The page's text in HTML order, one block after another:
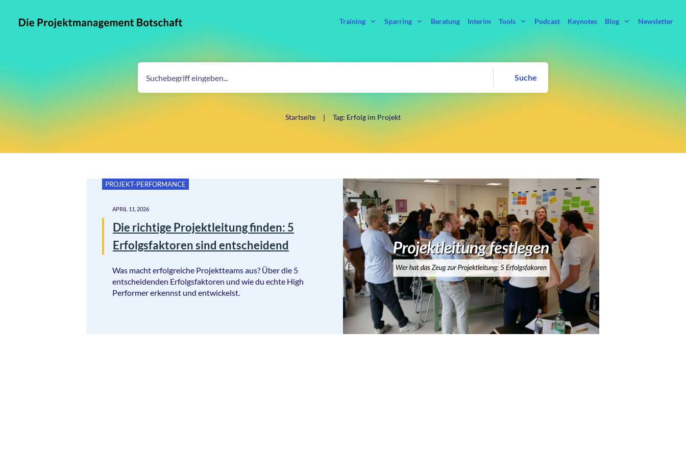
Training Sparring Beratung Interim Tools Podcast Keynotes Blog Newsletter
Suche
Startseite | Tag: Erfolg im Projekt
PROJEKT-PERFORMANCE
APRIL 11, 2026
Die richtige Projektleitung finden: 5
Erfolgsfaktoren sind entscheidend
Was macht erfolgreiche Projektteams aus? Über die 5
entscheidenden Erfolgsfaktoren und wie du echte High
Performer erkennst und entwickelst.